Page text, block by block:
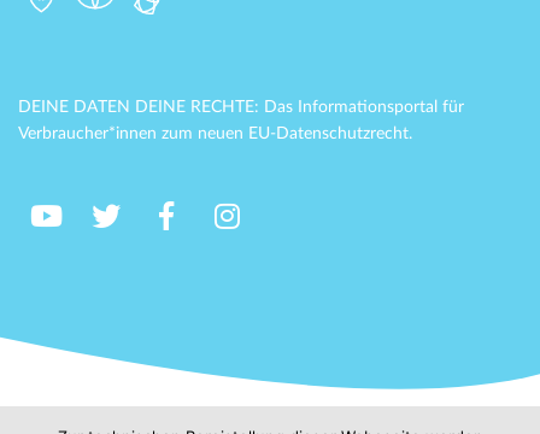
DEINE DATEN DEINE RECHTE: Das Informationsportal für
Verbraucher*innen zum neuen EU-Datenschutzrecht.